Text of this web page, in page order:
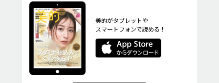
美的がタブレットや
スマートフォンで読める！